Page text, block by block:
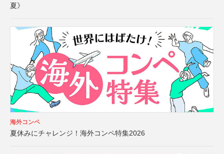
夏》
海外コンペ
夏休みにチャレンジ！海外コンペ特集2026